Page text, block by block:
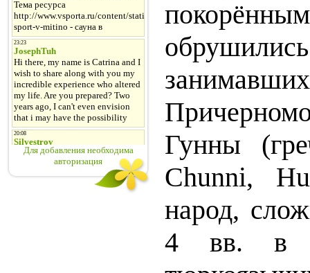
Для добавления необходима
авторизация
Гунны
Chunni,
народ,
4 вв. в